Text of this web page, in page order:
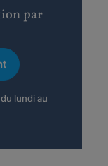
par
lundi au